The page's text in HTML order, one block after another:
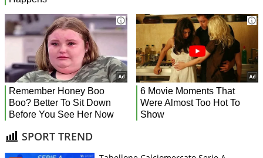
SPORT TREND